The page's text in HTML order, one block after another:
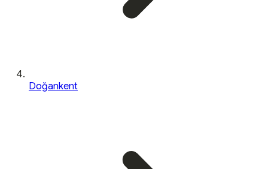
Doğankent